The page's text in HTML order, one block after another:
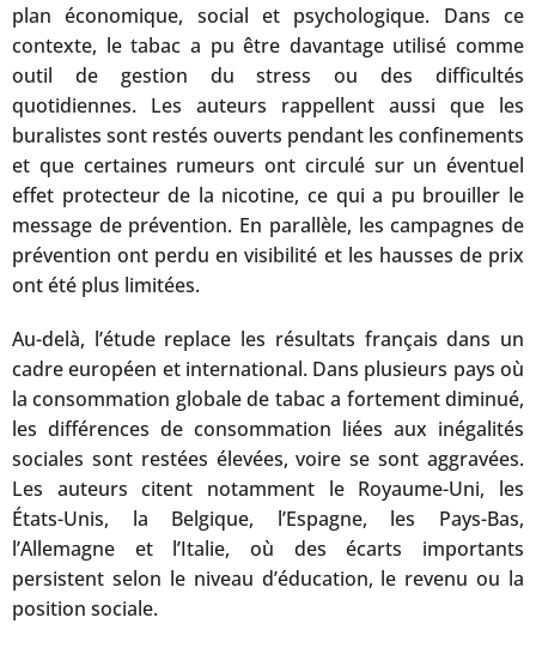
plan économique, social et psychologique. Dans ce
contexte, le tabac a pu être davantage utilisé comme
outil de gestion du stress ou des difficultés
quotidiennes. Les auteurs rappellent aussi que les
buralistes sont restés ouverts pendant les confinements
et que certaines rumeurs ont circulé sur un éventuel
effet protecteur de la nicotine, ce qui a pu brouiller le
message de prévention. En parallèle, les campagnes de
prévention ont perdu en visibilité et les hausses de prix
ont été plus limitées.
Au-delà, l’étude replace les résultats français dans un
cadre européen et international. Dans plusieurs pays où
la consommation globale de tabac a fortement diminué,
les différences de consommation liées aux inégalités
sociales sont restées élevées, voire se sont aggravées.
Les auteurs citent notamment le Royaume-Uni, les
États-Unis, la Belgique, l’Espagne, les Pays-Bas,
l’Allemagne et l’Italie, où des écarts importants
persistent selon le niveau d’éducation, le revenu ou la
position sociale.